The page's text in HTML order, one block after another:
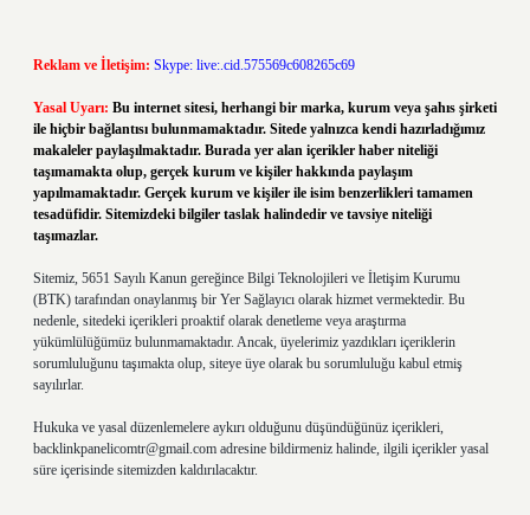
Reklam ve İletişim: Skype: live:.cid.575569c608265c69
Yasal Uyarı: Bu internet sitesi, herhangi bir marka, kurum veya şahıs şirketi
ile hiçbir bağlantısı bulunmamaktadır. Sitede yalnızca kendi hazırladığımız
makaleler paylaşılmaktadır. Burada yer alan içerikler haber niteliği
taşımamakta olup, gerçek kurum ve kişiler hakkında paylaşım
yapılmamaktadır. Gerçek kurum ve kişiler ile isim benzerlikleri tamamen
tesadüfidir. Sitemizdeki bilgiler taslak halindedir ve tavsiye niteliği
taşımazlar.
Sitemiz, 5651 Sayılı Kanun gereğince Bilgi Teknolojileri ve İletişim Kurumu
(BTK) tarafından onaylanmış bir Yer Sağlayıcı olarak hizmet vermektedir. Bu
nedenle, sitedeki içerikleri proaktif olarak denetleme veya araştırma
yükümlülüğümüz bulunmamaktadır. Ancak, üyelerimiz yazdıkları içeriklerin
sorumluluğunu taşımakta olup, siteye üye olarak bu sorumluluğu kabul etmiş
sayılırlar.
Hukuka ve yasal düzenlemelere aykırı olduğunu düşündüğünüz içerikleri,
backlinkpanelicomtr@gmail.com adresine bildirmeniz halinde, ilgili içerikler yasal
süre içerisinde sitemizden kaldırılacaktır.